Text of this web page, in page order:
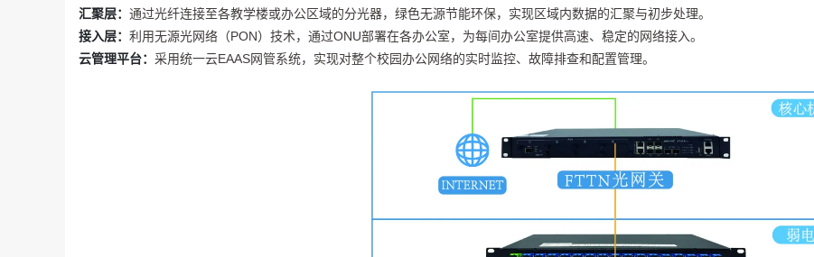
汇聚层： 通过光纤连接至各教学楼或办公区域的分光器，绿色无源节能环保，实现区域内数据的汇聚与初步处理。
接入层： 利用无源光网络（PON）技术，通过ONU部署在各办公室，为每间办公室提供高速、稳定的网络接入。
云管理平台： 采用统一云EAAS网管系统，实现对整个校园办公网络的实时监控、故障排查和配置管理。